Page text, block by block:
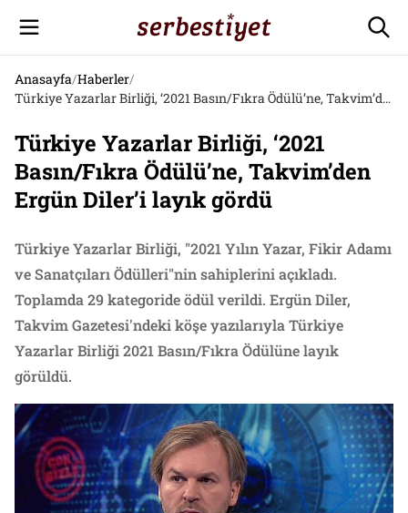
Anasayfa/Haberler/
Türkiye Yazarlar Birliği, ‘2021 Basın/Fıkra Ödülü’ne, Takvim’den Ergün Diler’i layık gördü
Türkiye Yazarlar Birliği, ‘2021
Basın/Fıkra Ödülü’ne, Takvim’den
Ergün Diler’i layık gördü
Türkiye Yazarlar Birliği, "2021 Yılın Yazar, Fikir Adamı
ve Sanatçıları Ödülleri"nin sahiplerini açıkladı.
Toplamda 29 kategoride ödül verildi. Ergün Diler,
Takvim Gazetesi'ndeki köşe yazılarıyla Türkiye
Yazarlar Birliği 2021 Basın/Fıkra Ödülüne layık
görüldü.